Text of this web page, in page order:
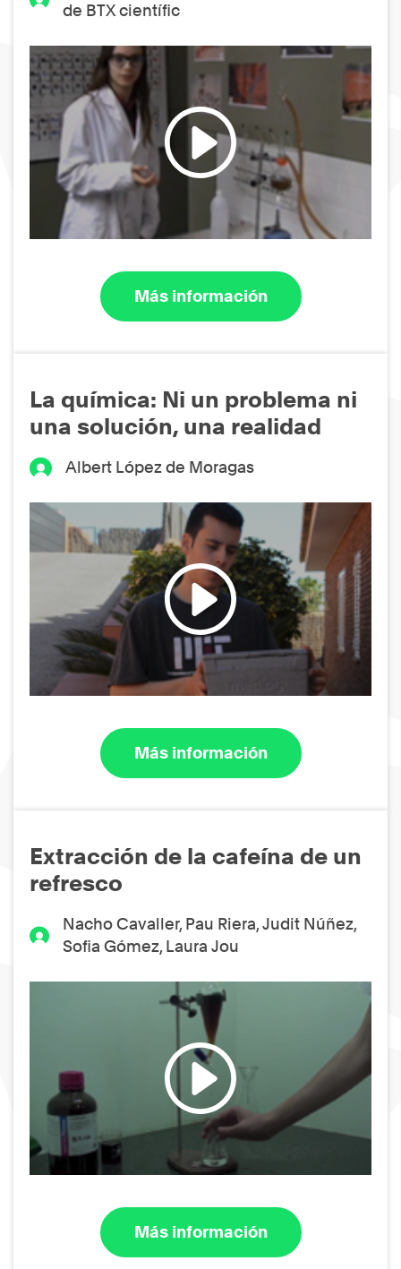
de BTX científic
Más información
La química: Ni un problema ni
una solución, una realidad
Albert López de Moragas
Más información
Extracción de la cafeína de un
refresco
Nacho Cavaller, Pau Riera, Judit Núñez,
Sofia Gómez, Laura Jou
Más información